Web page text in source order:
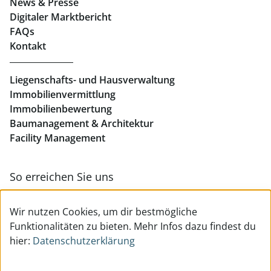
Eigentumswohnungen Linz
Büros mieten Linz
Geschäftslokale mieten Linz
Digitaler Marktbericht
FAQs
Kontakt
Liegenschafts- und Hausverwaltung
Immobilienvermittlung
Immobilienbewertung
Baumanagement & Architektur
Facility Management
So erreichen Sie uns
Wir nutzen Cookies, um dir bestmögliche
Funktionalitäten zu bieten. Mehr Infos dazu findest du
hier: Datenschutzerklärung